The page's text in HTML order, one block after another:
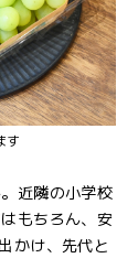
す
近隣の小学校
もちろん、安
かけ、先代と